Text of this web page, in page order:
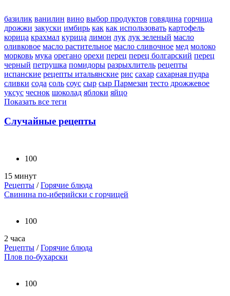
базилик ванилин вино выбор продуктов говядина горчица
дрожжи закуски имбирь как как использовать картофель
корица крахмал курица лимон лук лук зеленый масло
оливковое масло растительное масло сливочное мед молоко
морковь мука орегано орехи перец перец болгарский перец
черный петрушка помидоры разрыхлитель рецепты
испанские рецепты итальянские рис сахар сахарная пудра
сливки сода соль соус сыр сыр Пармезан тесто дрожжевое
уксус чеснок шоколад яблоки яйцо
Показать все теги
Случайные рецепты
100
15 минут
Рецепты /Горячие блюда
Свинина по-иберийски с горчицей
100
2 часа
Рецепты /Горячие блюда
Плов по-бухарски
100